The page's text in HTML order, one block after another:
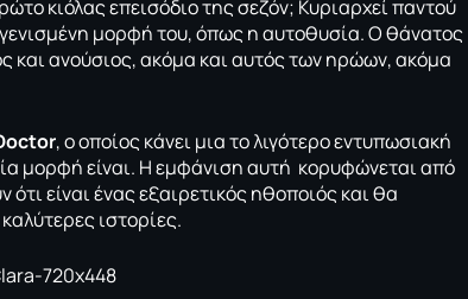
κιόλας επεισόδιο της σεζόν; Κυριαρχεί παντού
μορφή του, όπως η αυτοθυσία. Ο θάνατος
και ανούσιος, ακόμα και αυτός των ηρώων, ακόμα
, ο οποίος κάνει μια το λιγότερο εντυπωσιακή
μορφή είναι. Η εμφάνιση αυτή κορυφώνεται από
ότι είναι ένας εξαιρετικός ηθοποιός και θα
ιστορίες.